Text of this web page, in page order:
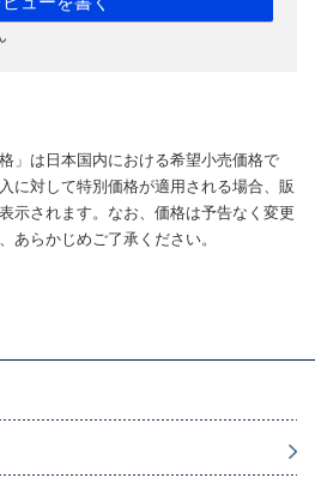
」は日本国内における希望小売価格で
に対して特別価格が適用される場合、販
示されます。なお、価格は予告なく変更
あらかじめご了承ください。